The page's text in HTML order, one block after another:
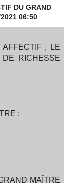
DU GRAND
06:50
, LE
DE RICHESSE
:
MAÎTRE